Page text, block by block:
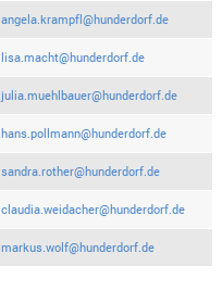
angela.krampfl@hunderdorf.de
lisa.macht@hunderdorf.de
julia.muehlbauer@hunderdorf.de
hans.pollmann@hunderdorf.de
sandra.rother@hunderdorf.de
claudia.weidacher@hunderdorf.de
markus.wolf@hunderdorf.de